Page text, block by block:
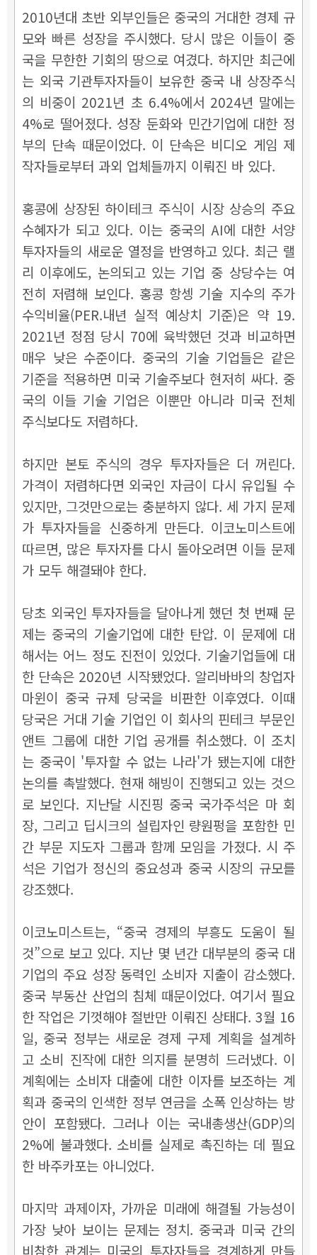
2010년대 초반 외부인들은 중국의 거대한 경제 규
모와 빠른 성장을 주시했다. 당시 많은 이들이 중
국을 무한한 기회의 땅으로 여겼다. 하지만 최근에
는 외국 기관투자자들이 보유한 중국 내 상장주식
의 비중이 2021년 초 6.4%에서 2024년 말에는
4%로 떨어졌다. 성장 둔화와 민간기업에 대한 정
부의 단속 때문이었다. 이 단속은 비디오 게임 제
작자들로부터 과외 업체들까지 이뤄진 바 있다.
홍콩에 상장된 하이테크 주식이 시장 상승의 주요
수혜자가 되고 있다. 이는 중국의 AI에 대한 서양
투자자들의 새로운 열정을 반영하고 있다. 최근 랠
리 이후에도, 논의되고 있는 기업 중 상당수는 여
전히 저렴해 보인다. 홍콩 항셍 기술 지수의 주가
수익비율(PER.내년 실적 예상치 기준)은 약 19.
2021년 정점 당시 70에 육박했던 것과 비교하면
매우 낮은 수준이다. 중국의 기술 기업들은 같은
기준을 적용하면 미국 기술주보다 현저히 싸다. 중
국의 이들 기술 기업은 이뿐만 아니라 미국 전체
주식보다도 저렴하다.
하지만 본토 주식의 경우 투자자들은 더 꺼린다.
가격이 저렴하다면 외국인 자금이 다시 유입될 수
있지만, 그것만으로는 충분하지 않다. 세 가지 문제
가 투자자들을 신중하게 만든다. 이코노미스트에
따르면, 많은 투자자를 다시 돌아오려면 이들 문제
가 모두 해결돼야 한다.
당초 외국인 투자자들을 달아나게 했던 첫 번째 문
제는 중국의 기술기업에 대한 탄압. 이 문제에 대
해서는 어느 정도 진전이 있었다. 기술기업들에 대
한 단속은 2020년 시작됐었다. 알리바바의 창업자
마윈이 중국 규제 당국을 비판한 이후였다. 이때
당국은 거대 기술 기업인 이 회사의 핀테크 부문인
앤트 그룹에 대한 기업 공개를 취소했다. 이 조치
는 중국이 '투자할 수 없는 나라'가 됐는지에 대한
논의를 촉발했다. 현재 해빙이 진행되고 있는 것으
로 보인다. 지난달 시진핑 중국 국가주석은 마 회
장, 그리고 딥시크의 설립자인 량원펑을 포함한 민
간 부문 지도자 그룹과 함께 모임을 가졌다. 시 주
석은 기업가 정신의 중요성과 중국 시장의 규모를
강조했다.
이코노미스트는, “중국 경제의 부흥도 도움이 될
것”으로 보고 있다. 지난 몇 년간 대부분의 중국 대
기업의 주요 성장 동력인 소비자 지출이 감소했다.
중국 부동산 산업의 침체 때문이었다. 여기서 필요
한 작업은 기껏해야 절반만 이뤄진 상태다. 3월 16
일, 중국 정부는 새로운 경제 구제 계획을 설계하
고 소비 진작에 대한 의지를 분명히 드러냈다. 이
계획에는 소비자 대출에 대한 이자를 보조하는 계
획과 중국의 인색한 정부 연금을 소폭 인상하는 방
안이 포함됐다. 그러나 이는 국내총생산(GDP)의
2%에 불과했다. 소비를 실제로 촉진하는 데 필요
한 바주카포는 아니었다.
마지막 과제이자, 가까운 미래에 해결될 가능성이
가장 낮아 보이는 문제는 정치. 중국과 미국 간의
비참한 관계는 미국의 투자자들을 경계하게 만들